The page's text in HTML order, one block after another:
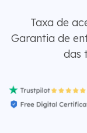
Taxa de
Garantia de
das